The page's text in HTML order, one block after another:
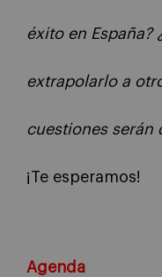
éxito en España?
extrapolarlo a
cuestiones serán
¡Te esperamos!
Agenda